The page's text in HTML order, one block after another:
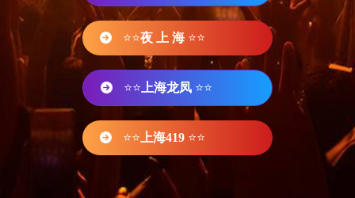
⭐⭐夜 上 海 ⭐⭐
⭐⭐ 上海龙凤 ⭐⭐
⭐⭐ 上海419 ⭐⭐